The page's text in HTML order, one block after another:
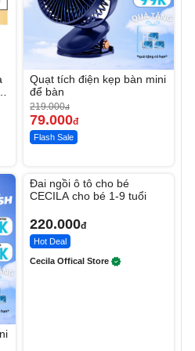
Quạt tích điện kẹp bàn mini
để bàn
219.000đ
79.000đ
Flash Sale
Đai ngồi ô tô cho bé
CECILA cho bé 1-9 tuổi
220.000đ
Hot Deal
Cecila Offical Store